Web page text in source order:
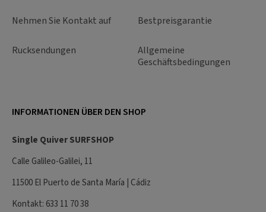
Nehmen Sie Kontakt auf
Rucksendungen
Bestpreisgarantie
Allgemeine
Geschäftsbedingungen
INFORMATIONEN ÜBER DEN SHOP
Single Quiver SURFSHOP
Calle Galileo-Galilei, 11
11500 El Puerto de Santa María | Cádiz
Kontakt: 633 11 70 38